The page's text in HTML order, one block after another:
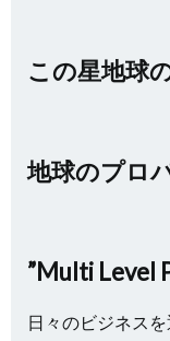
この星地球
地球のプロ
”Multi Level
日々のビジネスを